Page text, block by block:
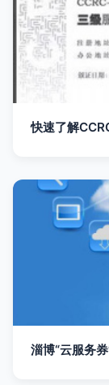
快速了解
淄博“云服务